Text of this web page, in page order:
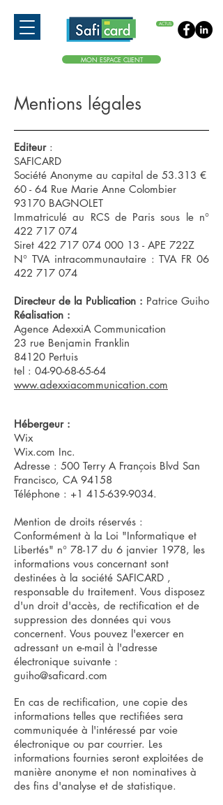
ACTUS
MON ESPACE CLIENT
Mentions légales
Editeur :
SAFICARD
Société Anonyme au capital de 53.313 €
60 - 64 Rue Marie Anne Colombier
93170 BAGNOLET
Immatriculé au RCS de Paris sous le n°
422 717 074
Siret 422 717 074 000 13 - APE 722Z
N° TVA intracommunautaire : TVA FR 06
422 717 074
Directeur de la Publication : Patrice Guiho
Réalisation :
Agence AdexxiA Communication
23 rue Benjamin Franklin
84120 Pertuis
tel : 04-90-68-65-64
www.adexxiacommunication.com
Hébergeur :
Wix
Wix.com Inc.
Adresse : 500 Terry A François Blvd San
Francisco, CA 94158
Téléphone : +1 415-639-9034.
Mention de droits réservés :
Conformément à la Loi "Informatique et
Libertés" n° 78-17 du 6 janvier 1978, les
informations vous concernant sont
destinées à la société SAFICARD ,
responsable du traitement. Vous disposez
d'un droit d'accès, de rectification et de
suppression des données qui vous
concernent. Vous pouvez l'exercer en
adressant un e-mail à l'adresse
électronique suivante :
guiho@saficard.com
En cas de rectification, une copie des
informations telles que rectifiées sera
communiquée à l'intéressé par voie
électronique ou par courrier. Les
informations fournies seront exploitées de
manière anonyme et non nominatives à
des fins d'analyse et de statistique.